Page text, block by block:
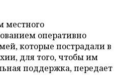
местного
оперативно
которые пострадали в
для того, чтобы им
поддержка, передает